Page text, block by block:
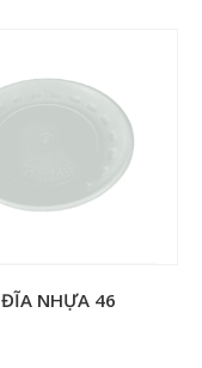
ĐĨA NHỰA 46